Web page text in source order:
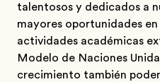
talentosos y dedicados a
mayores oportunidades
actividades académicas
Modelo de Naciones
crecimiento también